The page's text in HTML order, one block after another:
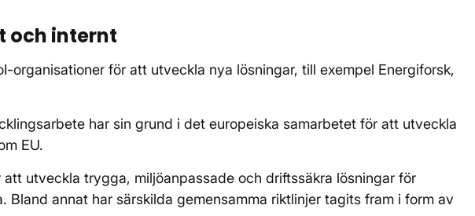
och internt
organisationer för att utveckla nya lösningar, till exempel Energiforsk,
har sin grund i det europeiska samarbetet för att utveckla
EU.
utveckla trygga, miljöanpassade och driftssäkra lösningar för
Bland annat har särskilda gemensamma riktlinjer tagits fram i form av